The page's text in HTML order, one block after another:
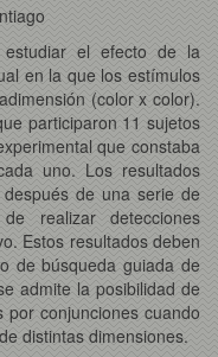
el efecto de la
en la que los estímulos
(color x color).
participaron 11 sujetos
que constaba
uno. Los resultados
de una serie de
realizar detecciones
Estos resultados deben
de búsqueda guiada de
admite la posibilidad de
conjunciones cuando
distintas dimensiones.